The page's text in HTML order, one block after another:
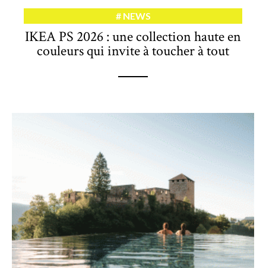
NEWS
IKEA PS 2026 : une collection haute en
couleurs qui invite à toucher à tout